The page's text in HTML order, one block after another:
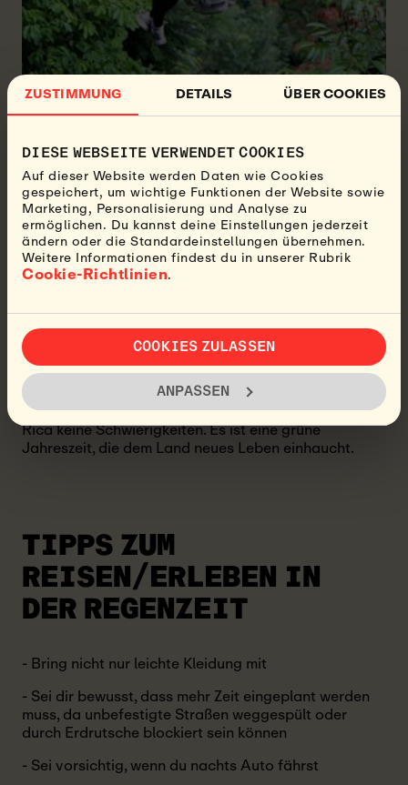
ZUSTIMMUNG DETAILS ÜBER COOKIES
DIESE WEBSEITE VERWENDET COOKIES
Auf dieser Website werden Daten wie Cookies
gespeichert, um wichtige Funktionen der Website sowie
Marketing, Personalisierung und Analyse zu
ermöglichen. Du kannst deine Einstellungen jederzeit
ändern oder die Standardeinstellungen übernehmen.
Weitere Informationen findest du in unserer Rubrik
Cookie-Richtlinien.
COOKIES ZULASSEN
ANPASSEN
Vielen Costa-Ricanern nach ist Regen eine
willkommene Form des Niederschlags, die das Land
üppiger und grüner macht. Der Zeitpunkt des Regens
kann jedoch unvorhersehbar sein.
Regenschauer sind typisch für Costa Rica. Allerdings
es können auch schwere Gewitter mit starkem Wind
auftreten, die Pflanzen und Tieren Schaden zufügen
Manche Leute denken, dass Regen Unglück bringt. Es
kann aber auch Spaß machen, nach draußen zu
gehen, dem Regen zu lauschen und zu sehen, wie
verschiedene Blumen anfangen zu blühen.
Insgesamt bereitet der Regen den Touristen in Costa
Rica keine Schwierigkeiten. Es ist eine grüne
Jahreszeit, die dem Land neues Leben einhaucht.
TIPPS ZUM
REISEN/ERLEBEN IN
DER REGENZEIT
- Bring nicht nur leichte Kleidung mit
- Sei dir bewusst, dass mehr Zeit eingeplant werden
muss, da unbefestigte Straßen weggespült oder
durch Erdrutsche blockiert sein können
- Sei vorsichtig, wenn du nachts Auto fährst